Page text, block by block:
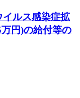
ルス感染症拡
円)の給付等の